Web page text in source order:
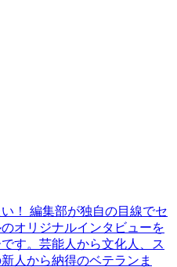
！ 編集部が独自の目線でセ
オリジナルインタビューを
す。芸能人から文化人、ス
人から納得のベテランま